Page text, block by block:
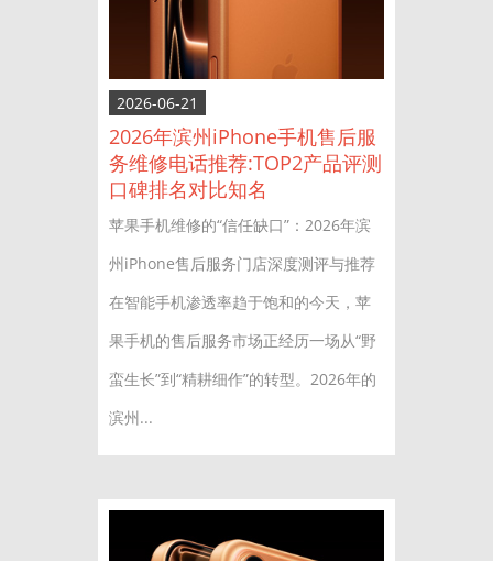
2026-06-21
2026年滨州iPhone手机售后服
务维修电话推荐:TOP2产品评测
口碑排名对比知名
苹果手机维修的“信任缺口”：2026年滨
州iPhone售后服务门店深度测评与推荐
在智能手机渗透率趋于饱和的今天，苹
果手机的售后服务市场正经历一场从“野
蛮生长”到“精耕细作”的转型。2026年的
滨州...